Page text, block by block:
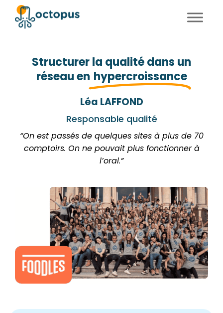
Structurer la qualité dans un
réseau en hypercroissance
Léa LAFFOND
Responsable qualité
“On est passés de quelques sites à plus de 70
comptoirs. On ne pouvait plus fonctionner à
l’oral.”